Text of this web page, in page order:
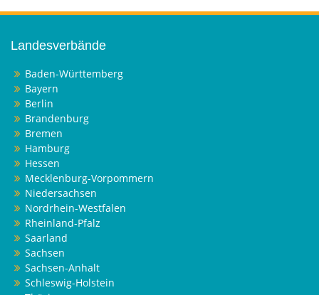
Landesverbände
Baden-Württemberg
Bayern
Berlin
Brandenburg
Bremen
Hamburg
Hessen
Mecklenburg-Vorpommern
Niedersachsen
Nordrhein-Westfalen
Rheinland-Pfalz
Saarland
Sachsen
Sachsen-Anhalt
Schleswig-Holstein